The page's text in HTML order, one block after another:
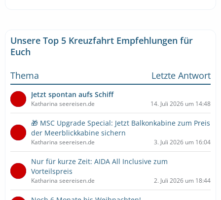
Unsere Top 5 Kreuzfahrt Empfehlungen für
Euch
Thema
Letzte Antwort
Jetzt spontan aufs Schiff
Katharina seereisen.de 14. Juli 2026 um 14:48
🎁 MSC Upgrade Special: Jetzt Balkonkabine zum Preis
der Meerblickkabine sichern
Katharina seereisen.de 3. Juli 2026 um 16:04
Nur für kurze Zeit: AIDA All Inclusive zum
Vorteilspreis
Katharina seereisen.de 2. Juli 2026 um 18:44